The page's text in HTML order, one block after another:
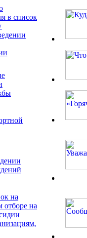
в список
на
отборе на